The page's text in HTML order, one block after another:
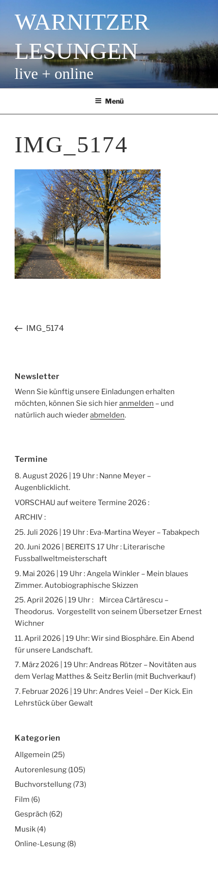
Inhalt
springenWARNITZER
LESUNGEN
live + online
Menü
IMG_5174
Beitragsnavigation
Vorheriger
IMG_5174
Newsletter
Wenn Sie künftig unsere Einladungen erhalten
möchten, können Sie sich hieranmelden – und
natürlich auch wiederabmelden.
Termine
8. August 2026 | 19 Uhr : Nanne Meyer –
Augenblicklicht.
VORSCHAU auf weitere Termine 2026 :
ARCHIV :
25. Juli 2026 | 19 Uhr : Eva-Martina Weyer – Tabakpech
20. Juni 2026 | BEREITS 17 Uhr : Literarische
Fussballweltmeisterschaft
9. Mai 2026 | 19 Uhr : Angela Winkler – Mein blaues
Zimmer. Autobiographische Skizzen
25. April 2026 | 19 Uhr : Mircea Cărtărescu –
Theodorus. Vorgestellt von seinem Übersetzer Ernest
Wichner
11. April 2026 | 19 Uhr: Wir sind Biosphäre. Ein Abend
für unsere Landschaft.
7. März 2026 | 19 Uhr: Andreas Rötzer – Novitäten aus
dem Verlag Matthes & Seitz Berlin (mit Buchverkauf)
7. Februar 2026 | 19 Uhr: Andres Veiel – Der Kick. Ein
Lehrstück über Gewalt
Kategorien
Allgemein (25)
Autorenlesung (105)
Buchvorstellung (73)
Film (6)
Gespräch (62)
Musik (4)
Online-Lesung (8)